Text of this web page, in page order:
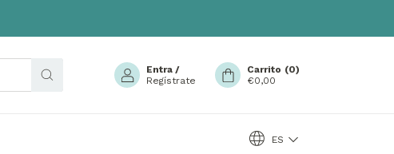
Entra /
Regístrate
Carrito (0)
€0,00
ES